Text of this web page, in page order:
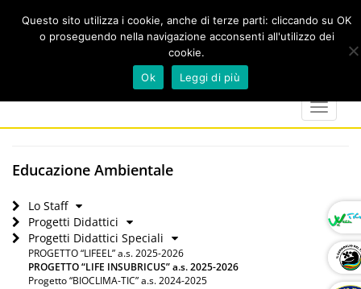
marker
calendar
Toggle
Educazione Ambientale
Lo Staff
Progetti Didattici
Progetti Didattici Speciali
PROGETTO “LIFEEL” a.s. 2025-2026
PROGETTO “LIFE INSUBRICUS” a.s. 2025-2026
Progetto “BIOCLIMA-TIC” a.s. 2024-2025
Questo sito utilizza i cookie, anche di terze parti: cliccando su OK
o proseguendo nella navigazione acconsenti all'utilizzo dei
cookie.
Ok
Leggi di più